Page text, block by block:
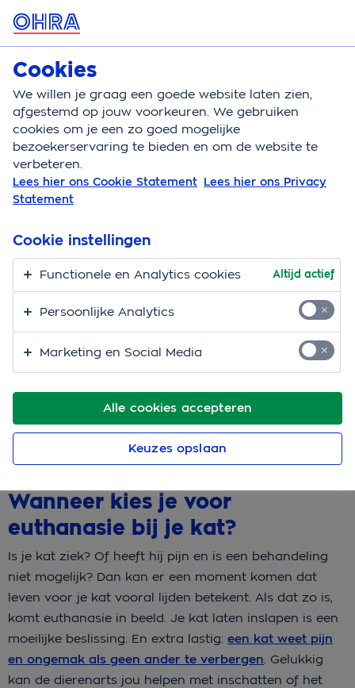
MENU
Kattenverzekering
Kattenverzekering Vergoedingen Euthanasie
Euthanasie bij je kat
Euthanasie is een van de moeilijkste keuzes die je voor
van je vriendje. Maar je weet dat hij enorm lijdt en dat
verdient hij ook niet. Euthanasie is dan soms het
meest liefdevolle wat je voor je kat kunt doen. Lees
meer over euthanasie, de kosten en de vergoedingen.
Wat is euthanasie bij je kat
precies?
Euthanasie betekent dat de dierenarts je kat op een
rustige manier laat overlijden. Bijvoorbeeld omdat je
kat veel pijn heeft of erg ziek is.
Wanneer kies je voor
euthanasie bij je kat?
Is je kat ziek? Of heeft hij pijn en is een behandeling
niet mogelijk? Dan kan er een moment komen dat
leven voor je kat vooral lijden betekent. Als dat zo is,
komt euthanasie in beeld. Je kat laten inslapen is een
moeilijke beslissing. En extra lastig: een kat weet pijn
en ongemak als geen ander te verbergen . Gelukkig
kan de dierenarts jou helpen met inschatten of het
Cookies
We willen je graag een goede website laten zien,
afgestemd op jouw voorkeuren. We gebruiken
cookies om je een zo goed mogelijke
bezoekerservaring te bieden en om de website te
verbeteren.
Lees hier ons Cookie Statement Lees hier ons Privacy
Statement
Alle cookies accepteren
Cookie instellingen
Functionele en Analytics cookies Altijd actief
Persoonlijke Analytics
Marketing en Social Media
Keuzes opslaan